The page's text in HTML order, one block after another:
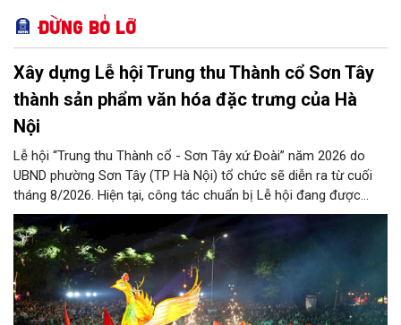
Đừng bỏ lỡ
Xây dựng Lễ hội Trung thu Thành cổ Sơn Tây
thành sản phẩm văn hóa đặc trưng của Hà
Nội
Lễ hội “Trung thu Thành cổ - Sơn Tây xứ Đoài” năm 2026 do
UBND phường Sơn Tây (TP Hà Nội) tổ chức sẽ diễn ra từ cuối
tháng 8/2026. Hiện tại, công tác chuẩn bị Lễ hội đang được
chính quyền phường Sơn Tây cùng các phòng, ban, ngành, đơn
vị và 25 tổ dân phố khẩn trương triển khai, tạo khí thế sôi nổi,
sẵn sàng mang đến cho Nhân dân và du khách một mùa Trung
thu quy mô, đặc sắc và giàu bản sắc văn hóa xứ Đoài.